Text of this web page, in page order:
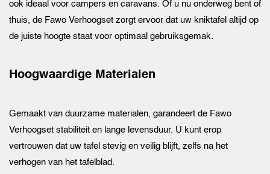
ook ideaal voor campers en caravans. Of u nu onderweg bent of
thuis, de Fawo Verhoogset zorgt ervoor dat uw kniktafel altijd op
de juiste hoogte staat voor optimaal gebruiksgemak.
Hoogwaardige Materialen
Gemaakt van duurzame materialen, garandeert de Fawo
Verhoogset stabiliteit en lange levensduur. U kunt erop
vertrouwen dat uw tafel stevig en veilig blijft, zelfs na het
verhogen van het tafelblad.